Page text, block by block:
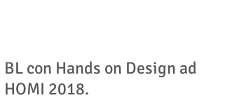
BL con Hands on Design ad
HOMI 2018.